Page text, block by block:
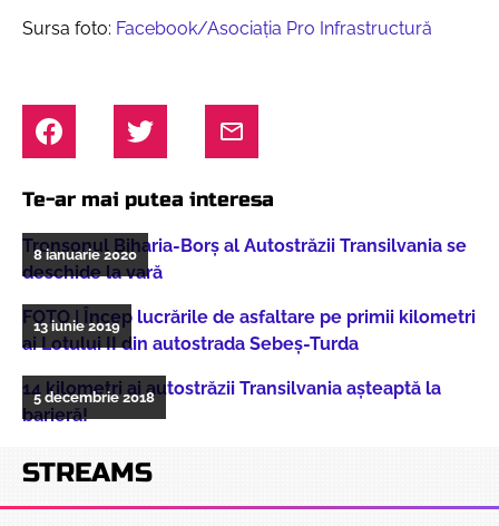
Sursa foto: Facebook/Asociația Pro Infrastructură
Te-ar mai putea interesa
Tronsonul Biharia-Borș al Autostrăzii Transilvania se
deschide la vară
8 ianuarie 2020
FOTO | Încep lucrările de asfaltare pe primii kilometri
ai Lotului II din autostrada Sebeș-Turda
13 iunie 2019
14 kilometri ai autostrăzii Transilvania așteaptă la
barieră!
5 decembrie 2018
STREAMS